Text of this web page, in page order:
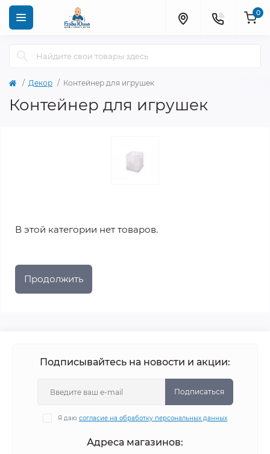
0
Декор Контейнер для игрушек
Контейнер для игрушек
В этой категории нет товаров.
Продолжить
Подписывайтесь на новости и акции:
Подписаться
Я даю согласие на обработку персональных данных
Адреса магазинов: